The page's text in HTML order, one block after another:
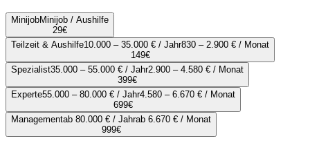
MinijobMinijob / Aushilfe
29€
Teilzeit & Aushilfe10.000 – 35.000 € / Jahr830 – 2.900 € / Monat
149€
Spezialist35.000 – 55.000 € / Jahr2.900 – 4.580 € / Monat
399€
Experte55.000 – 80.000 € / Jahr4.580 – 6.670 € / Monat
699€
Managementab 80.000 € / Jahrab 6.670 € / Monat
999€